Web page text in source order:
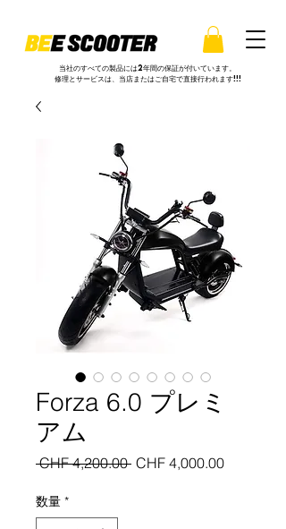
当社のすべての製品には2年間の保証が付いています。
修理とサービスは、当店またはご自宅で直接行われます!!!
Forza 6.0 プレミ
アム
CHF 4,200.00 通CHF 4,000.00セ
数量 *